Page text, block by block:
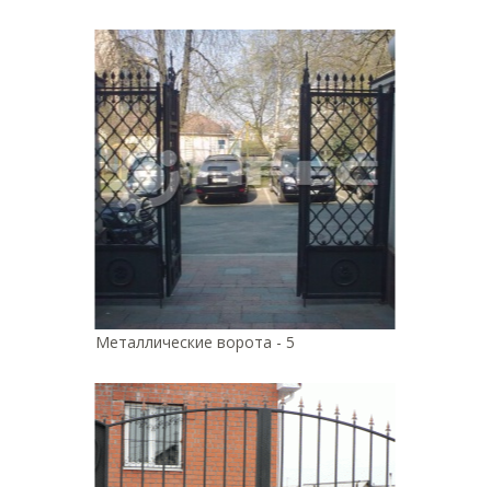
Металлические ворота - 5